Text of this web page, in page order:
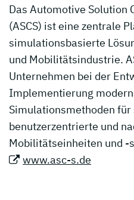
Das Automotive Solution
(ASCS) ist eine zentrale
simulationsbasierte
und Mobilitätsindustrie.
Unternehmen bei der
Implementierung
Simulationsmethoden
benutzerzentrierte und
Mobilitätseinheiten und -
www.asc-s.de